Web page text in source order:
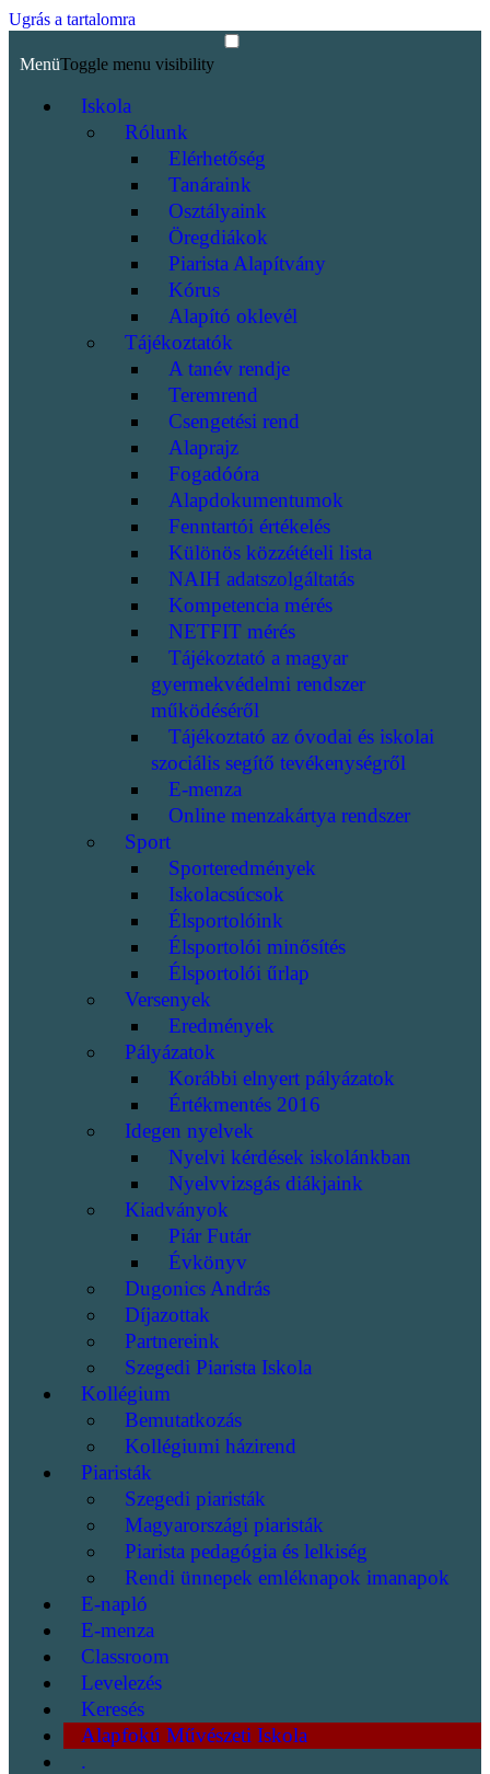
Ugrás a tartalomra
MenüToggle menu visibility
Iskola
Rólunk
Elérhetőség
Tanáraink
Osztályaink
Öregdiákok
Piarista Alapítvány
Kórus
Alapító oklevél
Tájékoztatók
A tanév rendje
Teremrend
Csengetési rend
Alaprajz
Fogadóóra
Alapdokumentumok
Fenntartói értékelés
Különös közzétételi lista
NAIH adatszolgáltatás
Kompetencia mérés
NETFIT mérés
Tájékoztató a magyar
gyermekvédelmi rendszer
működéséről
Tájékoztató az óvodai és iskolai
szociális segítő tevékenységről
E-menza
Online menzakártya rendszer
Sport
Sporteredmények
Iskolacsúcsok
Élsportolóink
Élsportolói minősítés
Élsportolói űrlap
Versenyek
Eredmények
Pályázatok
Korábbi elnyert pályázatok
Értékmentés 2016
Idegen nyelvek
Nyelvi kérdések iskolánkban
Nyelvvizsgás diákjaink
Kiadványok
Piár Futár
Évkönyv
Dugonics András
Díjazottak
Partnereink
Szegedi Piarista Iskola
Kollégium
Bemutatkozás
Kollégiumi házirend
Piaristák
Szegedi piaristák
Magyarországi piaristák
Piarista pedagógia és lelkiség
Rendi ünnepek emléknapok imanapok
E-napló
E-menza
Classroom
Levelezés
Keresés
Alapfokú Művészeti Iskola
.